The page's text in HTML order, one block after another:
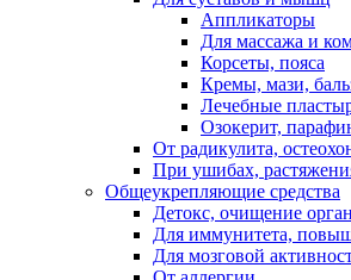
Аппликаторы
Для массажа и
Корсеты, пояса
Кремы, мази,
Лечебные
Озокерит,
От радикулита,
При ушибах,
Общеукрепляющие средства
Детокс, очищение
Для иммунитета,
Для мозговой